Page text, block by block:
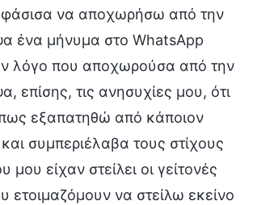
να αποχωρήσω από την
ένα μήνυμα στο WhatsApp
λόγο που αποχωρούσα από την
επίσης, τις ανησυχίες μου, ότι
εξαπατηθώ από κάποιον
συμπεριέλαβα τους στίχους
μου είχαν στείλει οι γείτονές
να στείλω εκείνο